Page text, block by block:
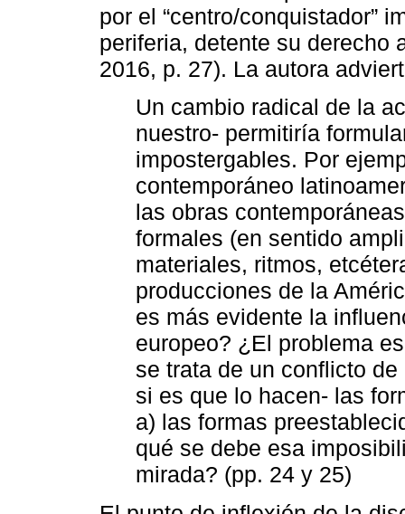
por el “centro/conquistador”
periferia, detente su derecho
2016, p. 27). La autora
Un cambio radical de la
nuestro- permitiría
impostergables. Por
contemporáneo
las obras
formales (en sentido
materiales, ritmos,
producciones de la
es más evidente la
europeo? ¿El problema
se trata de un conflicto
si es que lo hacen- las
a) las formas
qué se debe esa
mirada? (pp. 24 y 25)